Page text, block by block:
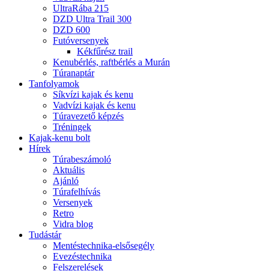
UltraRába 215
DZD Ultra Trail 300
DZD 600
Futóversenyek
Kékfűrész trail
Kenubérlés, raftbérlés a Murán
Túranaptár
Tanfolyamok
Síkvízi kajak és kenu
Vadvízi kajak és kenu
Túravezető képzés
Tréningek
Kajak-kenu bolt
Hírek
Túrabeszámoló
Aktuális
Ajánló
Túrafelhívás
Versenyek
Retro
Vidra blog
Tudástár
Mentéstechnika-elsősegély
Evezéstechnika
Felszerelések